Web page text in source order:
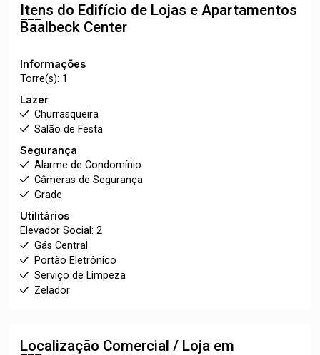
Itens do Edifício de Lojas e Apartamentos
Baalbeck Center
Informações
Torre(s): 1
Lazer
Churrasqueira
Salão de Festa
Segurança
Alarme de Condomínio
Câmeras de Segurança
Grade
Utilitários
Elevador Social: 2
Gás Central
Portão Eletrônico
Serviço de Limpeza
Zelador
Localização Comercial / Loja em